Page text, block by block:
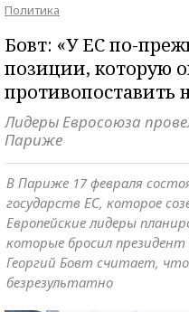
Политика
Бовт: «У ЕС по-
позиции, которую
противопоставить
Лидеры Евросоюза
Париже
В Париже 17 февраля
государств ЕС, которое
Европейские лидеры
которые бросил
Георгий Бовт считает,
безрезультатно